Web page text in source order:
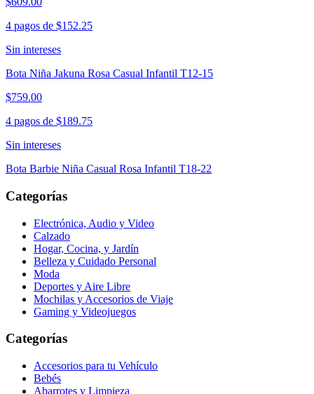
4 pagos de $152.25
Sin intereses
Bota Niña Jakuna Rosa Casual Infantil T12-15
$759.00
4 pagos de $189.75
Sin intereses
Bota Barbie Niña Casual Rosa Infantil T18-22
Categorías
Electrónica, Audio y Video
Calzado
Hogar, Cocina, y Jardín
Belleza y Cuidado Personal
Moda
Deportes y Aire Libre
Mochilas y Accesorios de Viaje
Gaming y Videojuegos
Categorías
Accesorios para tu Vehículo
Bebés
Abarrotes y Limpieza